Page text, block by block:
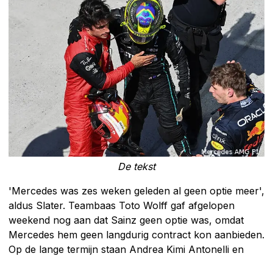
De tekst
'Mercedes was zes weken geleden al geen optie meer',
aldus Slater. Teambaas Toto Wolff gaf afgelopen
weekend nog aan dat Sainz geen optie was, omdat
Mercedes hem geen langdurig contract kon aanbieden.
Op de lange termijn staan Andrea Kimi Antonelli en